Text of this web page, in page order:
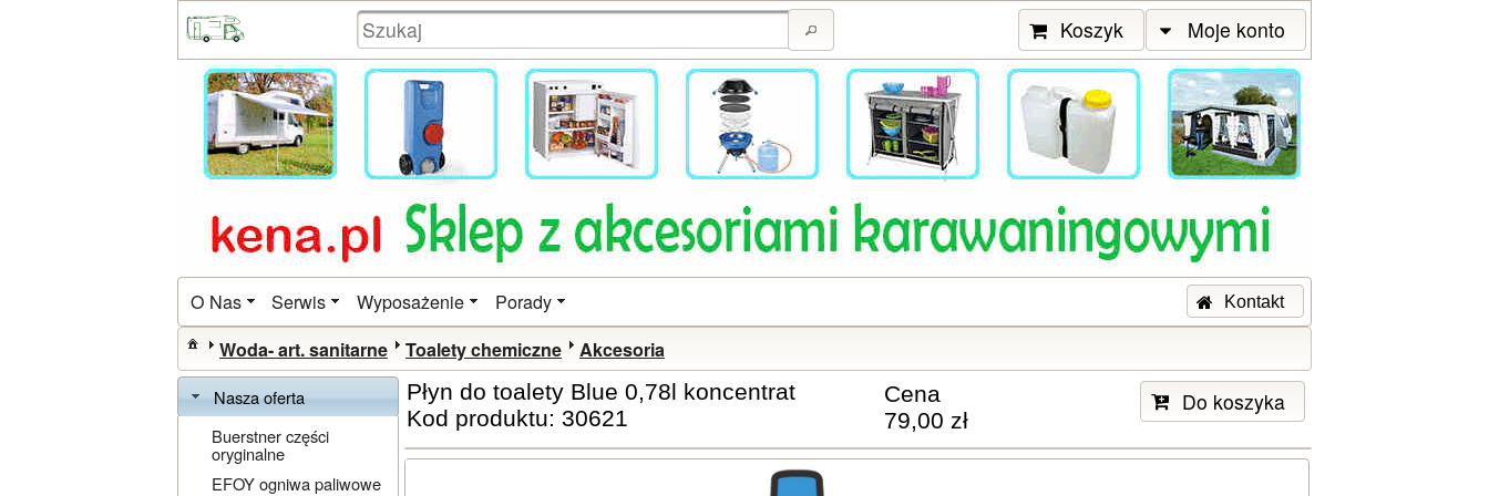
Koszyk Moje konto
O Nas Serwis Wyposażenie Porady Kontakt
Woda- art. sanitarne Toalety chemiczne Akcesoria
Nasza oferta
Buerstner części
oryginalne
EFOY ogniwa paliwowe
Płyn do toalety Blue 0,78l koncentrat
Kod produktu: 30621
Cena
79,00 zł
Do koszyka